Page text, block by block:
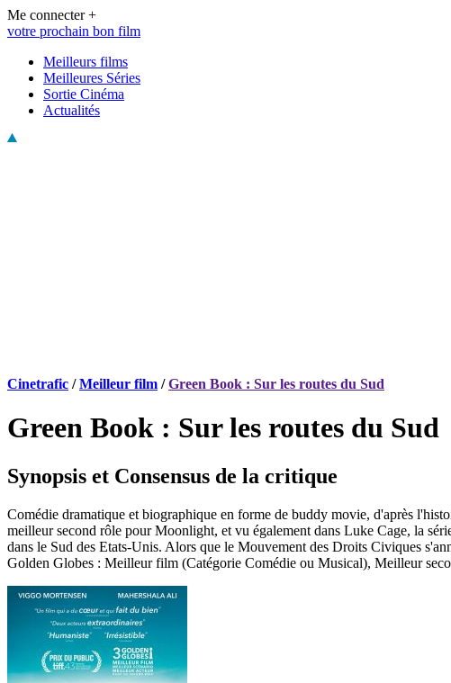
Me connecter +
votre prochain bon film
Meilleurs films
Meilleures Séries
Sortie Cinéma
Actualités
Cinetrafic /Meilleur film /Green Book : Sur les routes du Sud
Green Book : Sur les routes du Sud
Synopsis et Consensus de la critique
Comédie dramatique et biographique en forme de buddy movie, d'après
meilleur second rôle pour Moonlight, et vu également dans Luke Cage, la
dans le Sud des Etats-Unis. Alors que le Mouvement des Droits Civiques
Golden Globes : Meilleur film (Catégorie Comédie ou Musical), Meilleur